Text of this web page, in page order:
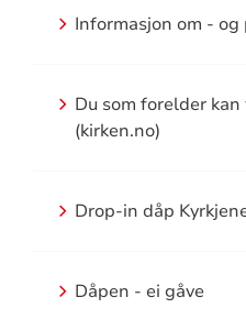
Informasjon om -
Du som forelder
(kirken.no)
Drop-in dåp
Dåpen - ei gåve